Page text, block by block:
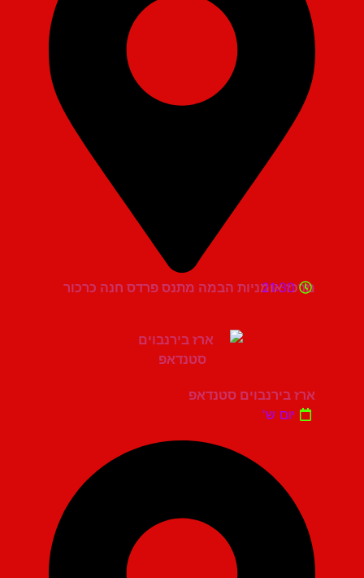
מרכז אומניות הבמה מתנס פרדס חנה כרכור
21:30
ארז בירנבוים סטנדאפ
יום ש'